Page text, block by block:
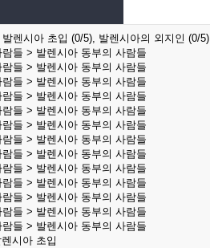
렌시아 초입 (0/5), 발렌시아의 외지인 (0/5)
들 > 발렌시아 동부의 사람들
들 > 발렌시아 동부의 사람들
들 > 발렌시아 동부의 사람들
들 > 발렌시아 동부의 사람들
들 > 발렌시아 동부의 사람들
들 > 발렌시아 동부의 사람들
들 > 발렌시아 동부의 사람들
들 > 발렌시아 동부의 사람들
들 > 발렌시아 동부의 사람들
들 > 발렌시아 동부의 사람들
들 > 발렌시아 동부의 사람들
들 > 발렌시아 동부의 사람들
들 > 발렌시아 동부의 사람들
시아 초입